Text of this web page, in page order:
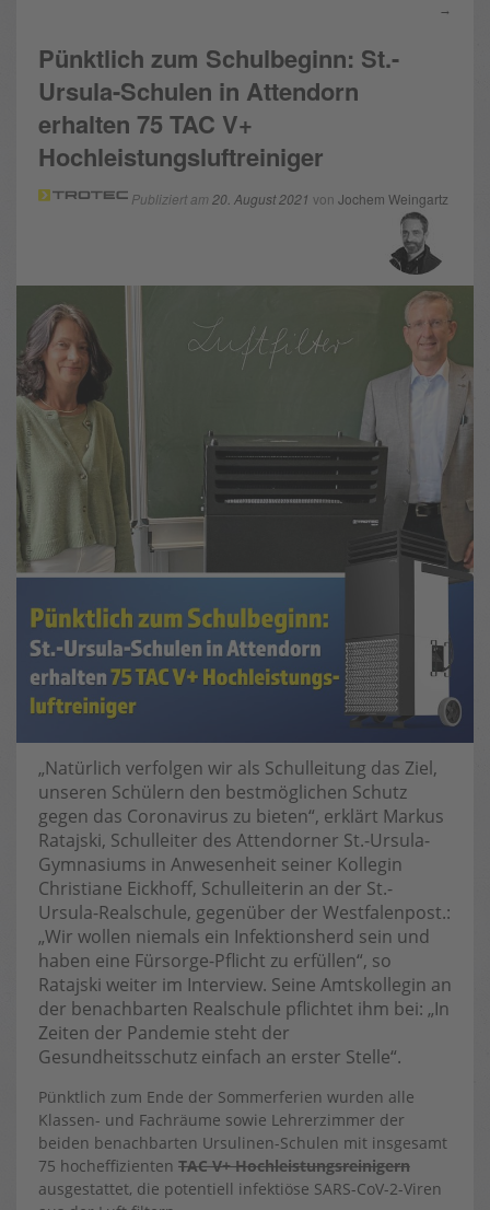
→
Pünktlich zum Schulbeginn: St.-
Ursula-Schulen in Attendorn
erhalten 75 TAC V+
Hochleistungsluftreiniger
Publiziert am 20. August 2021 von Jochem Weingartz
„Natürlich verfolgen wir als Schulleitung das Ziel,
unseren Schülern den bestmöglichen Schutz
gegen das Coronavirus zu bieten“, erklärt Markus
Ratajski, Schulleiter des Attendorner St.-Ursula-
Gymnasiums in Anwesenheit seiner Kollegin
Christiane Eickhoff, Schulleiterin an der St.-
Ursula-Realschule, gegenüber der Westfalenpost.:
„Wir wollen niemals ein Infektionsherd sein und
haben eine Fürsorge-Pflicht zu erfüllen“, so
Ratajski weiter im Interview. Seine Amtskollegin an
der benachbarten Realschule pflichtet ihm bei: „In
Zeiten der Pandemie steht der
Gesundheitsschutz einfach an erster Stelle“.
Pünktlich zum Ende der Sommerferien wurden alle
Klassen- und Fachräume sowie Lehrerzimmer der
beiden benachbarten Ursulinen-Schulen mit insgesamt
75 hocheffizienten TAC V+ Hochleistungsreinigern
ausgestattet, die potentiell infektiöse SARS-CoV-2-Viren